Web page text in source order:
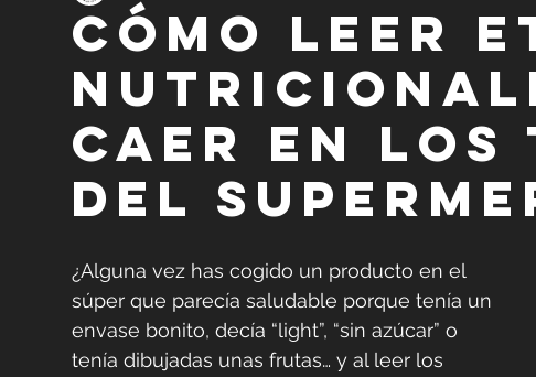
Cómo leer
caer en los
del
¿Alguna vez has cogido un producto en el
súper que parecía saludable porque tenía un
envase bonito, decía “light”, “sin azúcar” o
tenía dibujadas unas frutas… y al leer los